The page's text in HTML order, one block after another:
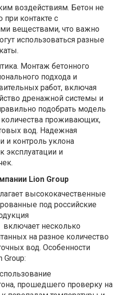
воздействиям. Бетон не
контакте с
веществами, что важно
использоваться разные
Монтаж бетонного
подхода и
работ, включая
дренажной системы и
подобрать модель
количества проживающих,
вод. Надежная
и контроль уклона
эксплуатации и
Lion Group
высококачественные
под российские
включает несколько
на разное количество
вод. Особенности
Group:
прошедшего проверку на